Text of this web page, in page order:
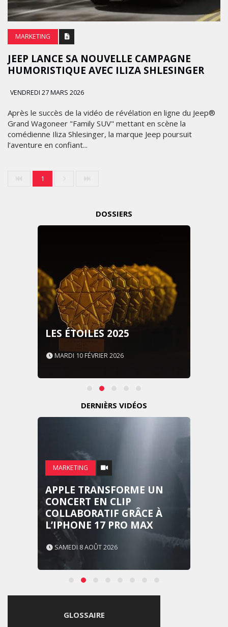
MARKETING
JEEP LANCE SA NOUVELLE CAMPAGNE
HUMORISTIQUE AVEC ILIZA SHLESINGER
VENDREDI 27 MARS 2026
Après le succès de la vidéo de révélation en ligne du Jeep®
Grand Wagoneer "Family SUV" mettant en scène la
comédienne Iliza Shlesinger, la marque Jeep poursuit
l’aventure en confiant...
1
DOSSIERS
LES ÉTOILES 2025
MARDI 10 FÉVRIER 2026
DERNIÈRS VIDÉOS
MARKETING
APPLE TRANSFORME UN
CONCERT EN CLIP
COLLABORATIF GRÂCE À
L’IPHONE 17 PRO MAX
SAMEDI 8 AOÛT 2026
GLOSSAIRE